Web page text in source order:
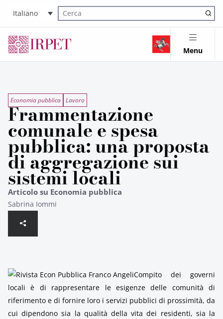
Italiano
Cerca nel sito
Menu
Economia pubblica Lavoro
Frammentazione
comunale e spesa
pubblica: una proposta
di aggregazione sui
sistemi locali
Articolo su Economia pubblica
Sabrina Iommi
Compito dei governi
locali è di rappresentare le esigenze delle comunità di
riferimento e di fornire loro i servizi pubblici di prossimità, da
cui dipendono sia la qualità della vita dei residenti, sia la